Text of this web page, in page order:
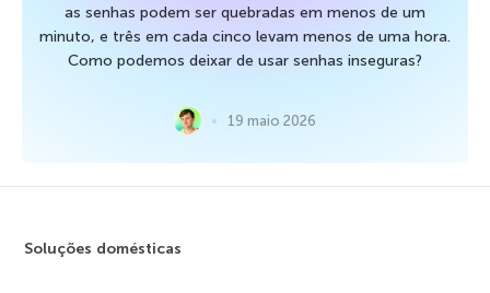
as senhas podem ser quebradas em menos de um
minuto, e três em cada cinco levam menos de uma hora.
Como podemos deixar de usar senhas inseguras?
19 maio 2026
Soluções domésticas